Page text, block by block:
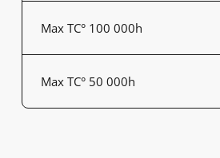
Max TC° 100 000h
Max TC° 50 000h